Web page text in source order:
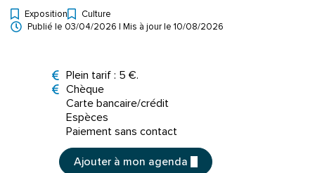
ExpositionTypes d'événement
Culture
Publié le 03/04/2026 | Mis à jour le 10/08/2026
Tarifs
Plein tarif : 5 €.
Moyens de paiement
Chèque
Carte bancaire/crédit
Espèces
Paiement sans contact
Ajouter à mon agenda